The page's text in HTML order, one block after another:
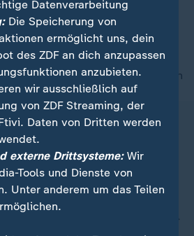
diese Maßnahme.
nach oben
Datenverarbeitung
Die Speicherung von
ermöglicht uns, dein
des ZDF an dich anzupassen
anzubieten.
wir ausschließlich auf
von ZDF Streaming, der
Daten von Dritten werden
externe Drittsysteme:Wir
Tools und Dienste von
Unter anderem um das Teilen